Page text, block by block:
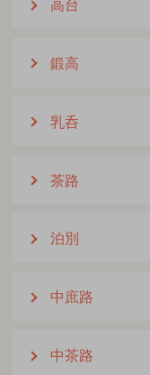
高台
鍛高
乳呑
茶路
泊別
中庶路
中茶路